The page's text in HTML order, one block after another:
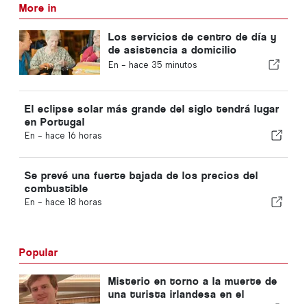
More in
Los servicios de centro de día y
de asistencia a domicilio
volverán al municipio de Portugal
En - hace 35 minutos
El eclipse solar más grande del siglo tendrá lugar
en Portugal
En - hace 16 horas
Se prevé una fuerte bajada de los precios del
combustible
En - hace 18 horas
Popular
Misterio en torno a la muerte de
una turista irlandesa en el